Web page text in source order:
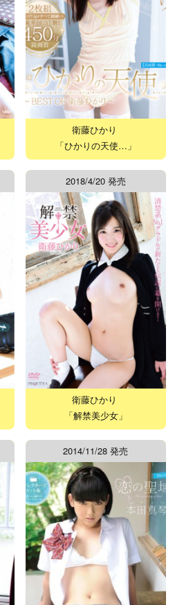
衛藤ひかり
「ひかりの天使…」
2018/4/20 発売
衛藤ひかり
「解禁美少女」
2014/11/28 発売